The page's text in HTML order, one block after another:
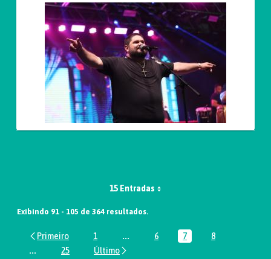
15 Entradas
Exibindo 91 - 105 de 364 resultados.
Página
1 ...Páginas intermediárias Usar ABA
Página
6 Página
7 Página
8
...Páginas intermediárias Usar ABA para navegar.
Página
25